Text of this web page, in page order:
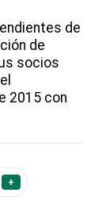
de
de
socios
2015 con
+